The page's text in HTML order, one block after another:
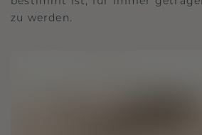
zu werden.